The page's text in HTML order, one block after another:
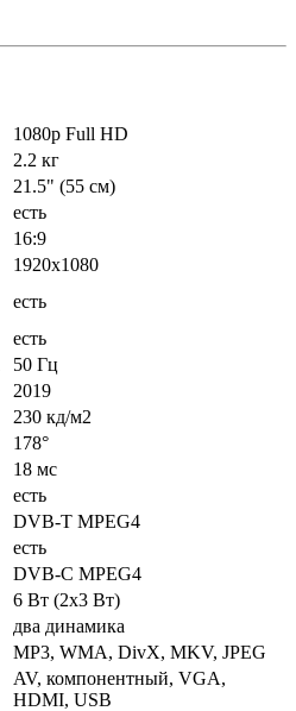
1080p Full HD
2.2 кг
21.5" (55 см)
есть
16:9
1920x1080
есть
есть
50 Гц
2019
230 кд/м2
178°
18 мс
есть
DVB-T MPEG4
есть
DVB-C MPEG4
6 Вт (2х3 Вт)
два динамика
MP3, WMA, DivX, MKV, JPEG
AV, компонентный, VGA,
HDMI, USB